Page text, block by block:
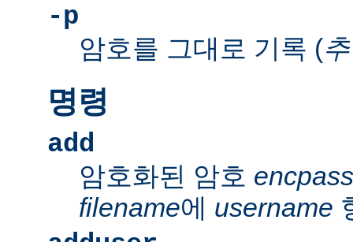
-p
암호를 그대로 기록 (
명령
add
암호화된 암호
filename에 username